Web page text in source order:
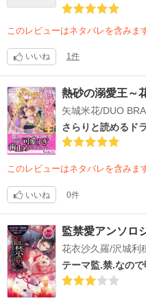
このレビューはネタバレを含みま
いいね 1件
熱砂の溺愛王～
矢城米花/DUO
さらりと読めるド
このレビューはネタバレを含みま
いいね 0件
監禁愛アンソロ
テーマ監.禁.なの